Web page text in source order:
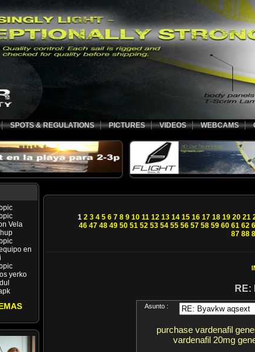
SPOTS & REGULATIONS PICTURES VIDEOS WEBCAMS
Vela
en
yerko
1 2 3 4 5 6 7 8 9 10 11 12 13 14 15 16 17 18 19 20 21
46 47 48 49 50 51 52 53 54 55 56 57 58 59 60 61 62
87 88
RE:
Asunto :
purchase vardenafil
vardenafil 20mg